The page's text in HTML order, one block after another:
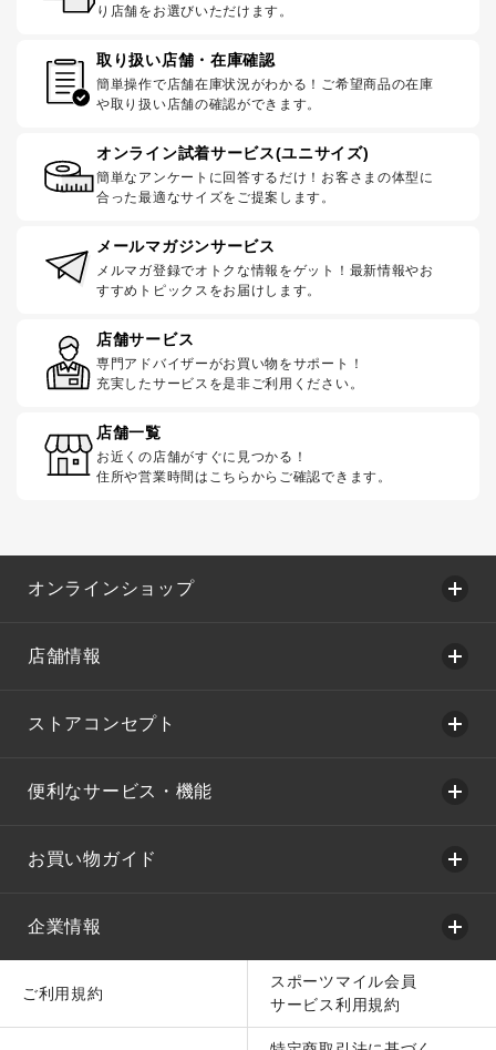
り店舗をお選びいただけます。
取り扱い店舗・在庫確認
簡単操作で店舗在庫状況がわかる！ご希望商品の在庫
や取り扱い店舗の確認ができます。
オンライン試着サービス(ユニサイズ)
簡単なアンケートに回答するだけ！お客さまの体型に
合った最適なサイズをご提案します。
メールマガジンサービス
メルマガ登録でオトクな情報をゲット！最新情報やお
すすめトピックスをお届けします。
店舗サービス
専門アドバイザーがお買い物をサポート！
充実したサービスを是非ご利用ください。
店舗一覧
お近くの店舗がすぐに見つかる！
住所や営業時間はこちらからご確認できます。
オンラインショップ
店舗情報
ストアコンセプト
便利なサービス・機能
お買い物ガイド
企業情報
ご利用規約
スポーツマイル会員
サービス利用規約